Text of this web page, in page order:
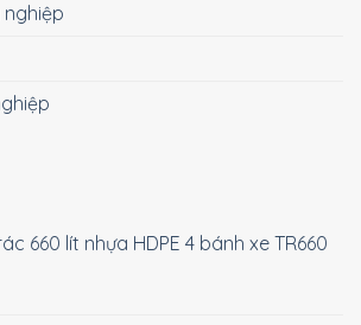
660 lít nhựa HDPE 4 bánh xe TR660